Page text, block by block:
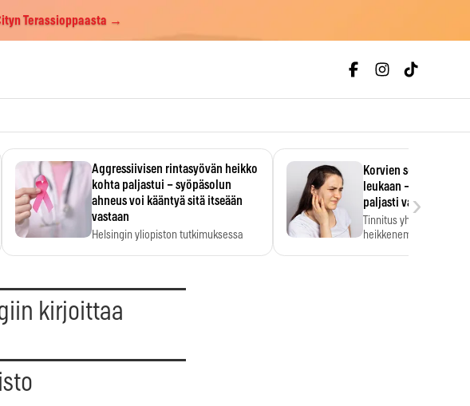
Terassioppaasta →
Aggressiivisen rintasyövän heikko
kohta paljastui – syöpäsolun
ahneus voi kääntyä sitä itseään
vastaan
Helsingin yliopiston tutkimuksessa
Korvien soiminen
leukaan – 47 349
paljasti vahvan
Tinnitus yhdistetään
heikkenemiseen.
›
kirjoittaa